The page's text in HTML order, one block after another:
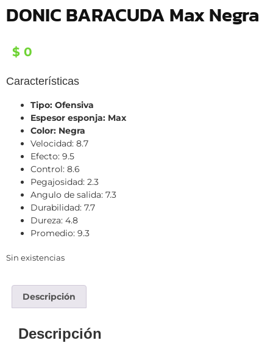
DONIC BARACUDA Max Negra
$ 0
Características
Tipo: Ofensiva
Espesor esponja: Max
Color: Negra
Velocidad: 8.7
Efecto: 9.5
Control: 8.6
Pegajosidad: 2.3
Angulo de salida: 7.3
Durabilidad: 7.7
Dureza: 4.8
Promedio: 9.3
Sin existencias
Descripción
Descripción